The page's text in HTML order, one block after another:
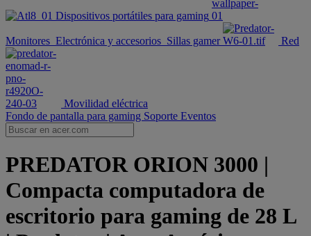
Dispositivos portátiles para gaming
Monitores Electrónica y accesorios Sillas gamer Red
Movilidad eléctrica
Fondo de pantalla para gaming Soporte Eventos
PREDATOR ORION 3000 |
Compacta computadora de
escritorio para gaming de 28 L